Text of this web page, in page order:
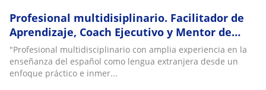
Profesional multidisiplinario. Facilitador de
Aprendizaje, Coach Ejecutivo y Mentor de
Carrera
"Profesional multidisciplinario con amplia experiencia en la
enseñanza del español como lengua extranjera desde un
enfoque práctico e inmer...